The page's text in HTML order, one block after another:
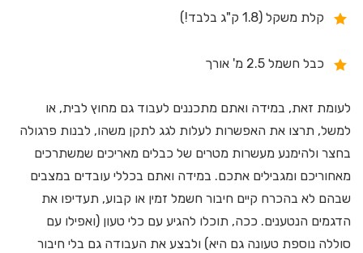
קלת משקל (1.8 ק"ג בלבד!)
כבל חשמל 2.5 מ' אורך
לעומת זאת, במידה ואתם מתכננים לעבוד גם מחוץ לבית, או
למשל, תרצו את האפשרות לעלות לגג לתקן משהו, לבנות פרגולה
בחצר ולהימנע מעשרות מטרים של כבלים מאריכים שמשתרכים
מאחוריכם ומגבילים אתכם. במידה ואתם בכללי עובדים במצבים
שבהם לא בהכרח קיים חיבור חשמל זמין או קבוע, תעדיפו את
הדגמים הנטענים. ככה, תוכלו להגיע עם כלי טעון (ואפילו עם
סוללה נוספת טעונה גם היא) ולבצע את העבודה גם בלי חיבור